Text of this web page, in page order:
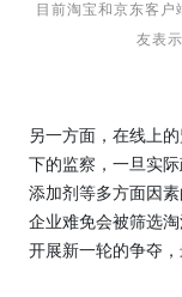
目前淘宝和京东客户
友表
另一方面，在线上
下的监察，一旦实
添加剂等多方面因
企业难免会被筛选
开展新一轮的争夺